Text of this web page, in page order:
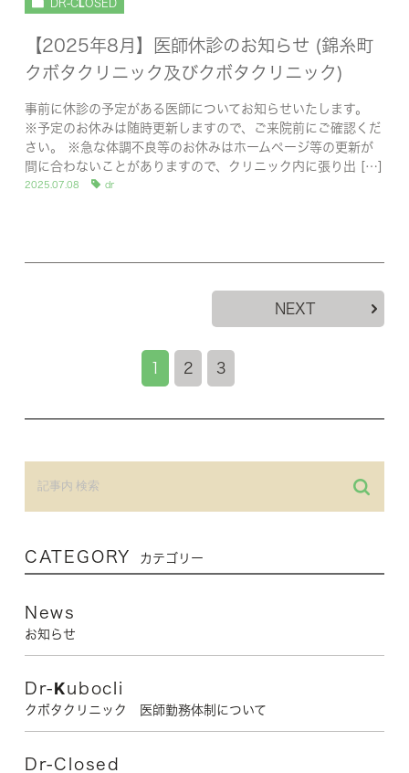
DR-CLOSED
【2025年8月】医師休診のお知らせ (錦糸町
クボタクリニック及びクボタクリニック)
事前に休診の予定がある医師についてお知らせいたします。
※予定のお休みは随時更新しますので、ご来院前にご確認くだ
さい。 ※急な体調不良等のお休みはホームページ等の更新が
間に合わないことがありますので、クリニック内に張り出 […]
2025.07.08 dr
2 3
NEXT
CATEGORY カテゴリー
News
お知らせ
Dr-Kubocli
クボタクリニック 医師勤務体制について
Dr-Closed